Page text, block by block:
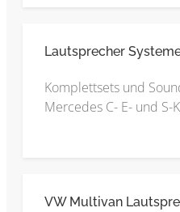
Lautsprecher
Komplettsets und
Mercedes C- E- und S-
VW Multivan